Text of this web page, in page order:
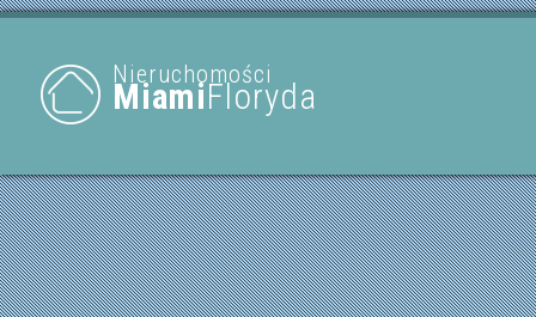
Nieruchomości
MiamiFloryda